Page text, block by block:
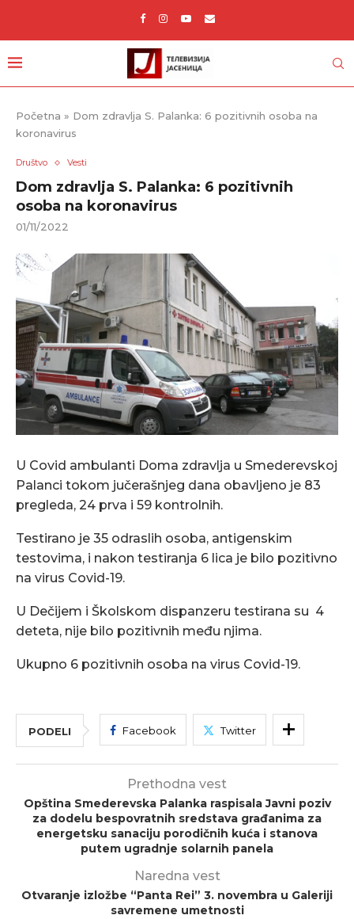
Početna » Dom zdravlja S. Palanka: 6 pozitivnih osoba na
koronavirus
Društvo Vesti
Dom zdravlja S. Palanka: 6 pozitivnih
osoba na koronavirus
01/11/2022
U Covid ambulanti Doma zdravlja u Smederevskoj
Palanci tokom jučerašnjeg dana obavljeno je 83
pregleda, 24 prva i 59 kontrolnih.
Testirano je 35 odraslih osoba, antigenskim
testovima, i nakon testiranja 6 lica je bilo pozitivno
na virus Covid-19.
U Dečijem i Školskom dispanzeru testirana su 4
deteta, nije bilo pozitivnih među njima.
Ukupno 6 pozitivnih osoba na virus Covid-19.
PODELI Facebook Twitter
Prethodna vest
Opština Smederevska Palanka raspisala Javni poziv
za dodelu bespovratnih sredstava građanima za
energetsku sanaciju porodičnih kuća i stanova
putem ugradnje solarnih panela
Naredna vest
Otvaranje izložbe “Panta Rei” 3. novembra u Galeriji
savremene umetnosti